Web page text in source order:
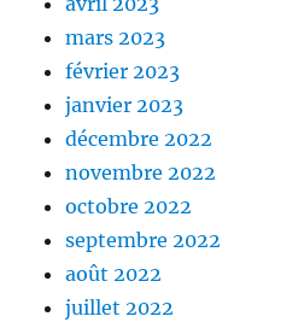
mars 2023
février 2023
janvier 2023
décembre 2022
novembre 2022
octobre 2022
septembre 2022
août 2022
juillet 2022